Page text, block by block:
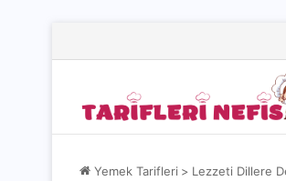
Yemek Tarifleri > Lezzeti Dillere